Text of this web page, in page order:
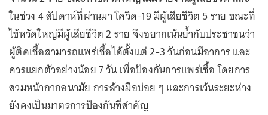
ในช่วง 4 สัปดาห์ที่ผ่านมา โควิด-19 มีผู้เสียชีวิต 5 ราย ขณะที่
ไข้หวัดใหญ่มีผู้เสียชีวิต 2 ราย จึงอยากเน้นย้ำกับประชาชนว่า
ผู้ติดเชื้อสามารถแพร่เชื้อได้ตั้งแต่ 2-3 วันก่อนมีอาการ และ
ควรแยกตัวอย่างน้อย 7 วัน เพื่อป้องกันการแพร่เชื้อ โดยการ
สวมหน้ากากอนามัย การล้างมือบ่อย ๆ และการเว้นระยะห่าง
ยังคงเป็นมาตรการป้องกันที่สำคัญ